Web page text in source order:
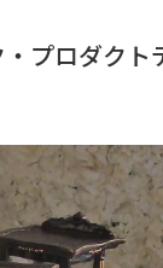
プロダクト